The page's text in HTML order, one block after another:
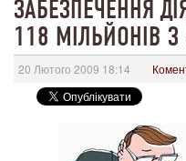
ЗАБЕЗПЕЧЕННЯ
118 МІЛЬЙОНІВ З
20 Лютого 2009 18:14